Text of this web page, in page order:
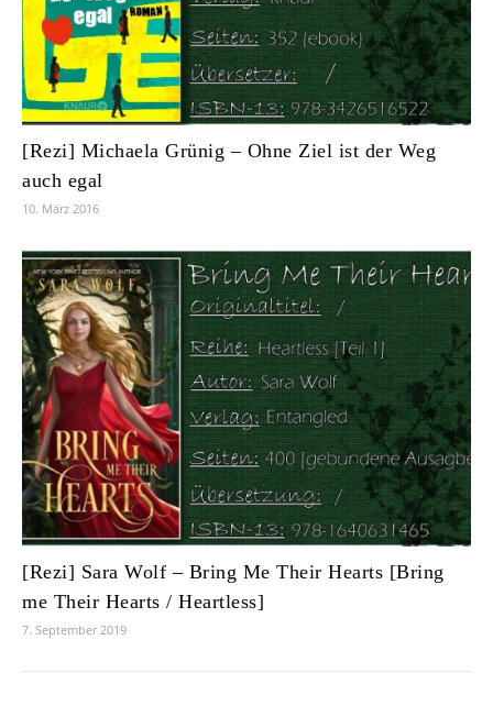
[Rezi] Michaela Grünig – Ohne Ziel ist der Weg
auch egal
10. März 2016
[Rezi] Sara Wolf – Bring Me Their Hearts [Bring
me Their Hearts / Heartless]
7. September 2019